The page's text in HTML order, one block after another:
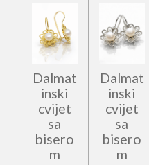
Dalmat
inski
cvijet
sa
bisero
m
Dalmat
inski
cvijet
sa
bisero
m